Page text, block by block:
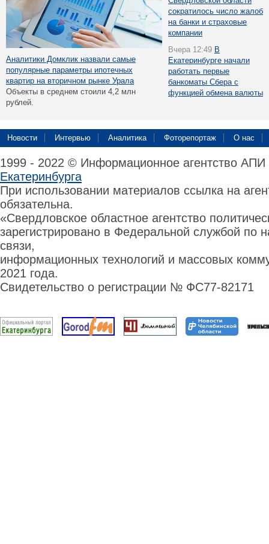
Аналитики Домклик назвали самые
популярные параметры ипотечных
квартир на вторичном рынке Урала
Объекты в среднем стоили 4,2 млн
рублей.
сократилось число жалоб
на банки и страховые
компании
Вчера 12:49 В
Екатеринбурге начали
работать первые
банкоматы Сбера с
функцией обмена валюты
Новости Интервью Аналитика Фоторепортаж О нас
1999 - 2022 © Информационное агентство
Екатеринбурга
При использовании материалов ссылка на
обязательна.
«Свердловское областное агентство
зарегистрировано в Федеральной службой по
связи,
информационных технологий и массовых
2021 года.
Свидетельство о регистрации № ФС77-82171